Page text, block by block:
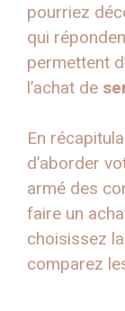
pourriez
qui
permettent
l’achat de
En
d’aborder
armé des
faire un
choisissez
comparez